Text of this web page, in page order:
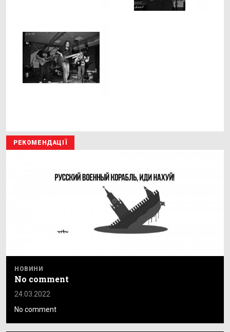
РЕКОМЕНДАЦІЇ
НОВИНИ
No comment
24.03.2022
No comment